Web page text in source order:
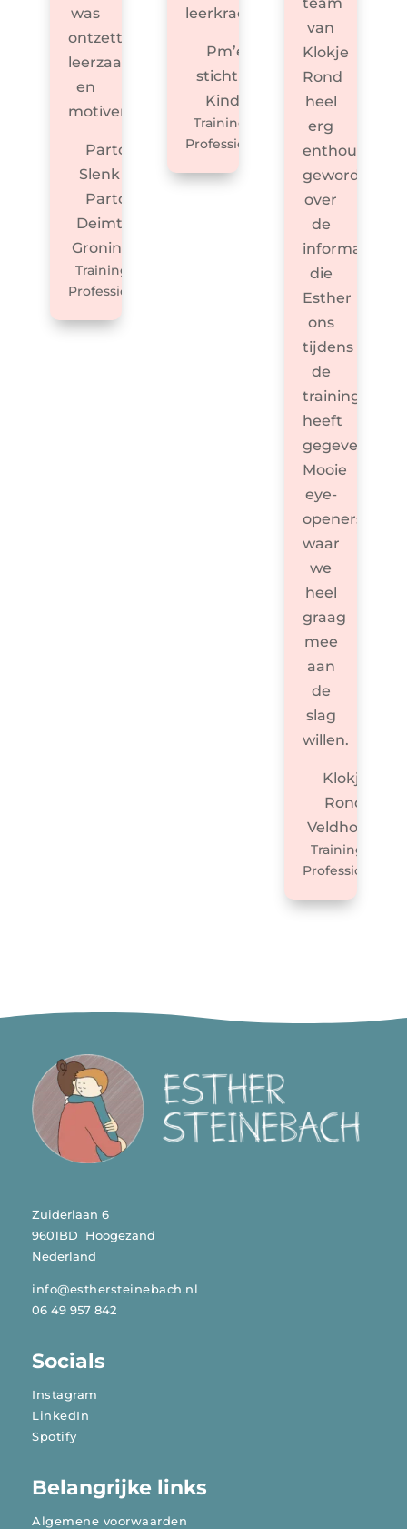
leerkrachten.
Pm’er
stichting
KindH
Trainingen
Professionals
was
ontzettend
leerzaam
en
motiverend.
Partou
Slenk en
Partou
Deimten,
Groningen
Trainingen
Professionals
van
Klokje
Rond
heel
erg
enthousiast
geworden
over
de
informatie
die
Esther
ons
tijdens
de
training
heeft
gegeven.
Mooie
eye-
openers,
waar
we
heel
graag
mee
aan
de
slag
willen.
Klokje
Rond,
Veldhoven
Trainingen
Professionals
Zuiderlaan 6
9601BD Hoogezand
Nederland
info@esthersteinebach.nl
06 49 957 842
Socials
Instagram
LinkedIn
Spotify
Belangrijke links
Algemene voorwaarden